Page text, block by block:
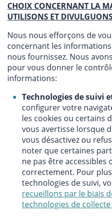
CHOIX CONCERNANT LA
UTILISONS ET
Nous nous efforçons de
concernant les
nous fournissez. Nous
pour vous donner le
informations:
Technologies de suivi
configurer votre
les cookies ou certains
vous avertisse lorsque
vous désactivez ou
noter que certaines
ne pas être
correctement. Pour
technologies de suivi,
recueillons par le biais
technologies de